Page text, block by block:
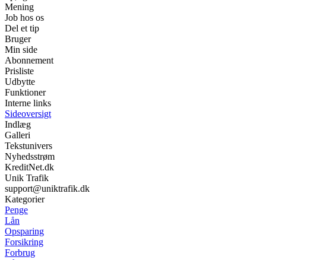
Mening
Job hos os
Del et tip
Bruger
Min side
Abonnement
Prisliste
Udbytte
Funktioner
Interne links
Sideoversigt
Indlæg
Galleri
Tekstunivers
Nyhedsstrøm
KreditNet.dk
Unik Trafik
support@uniktrafik.dk
Kategorier
Penge
Lån
Opsparing
Forsikring
Forbrug